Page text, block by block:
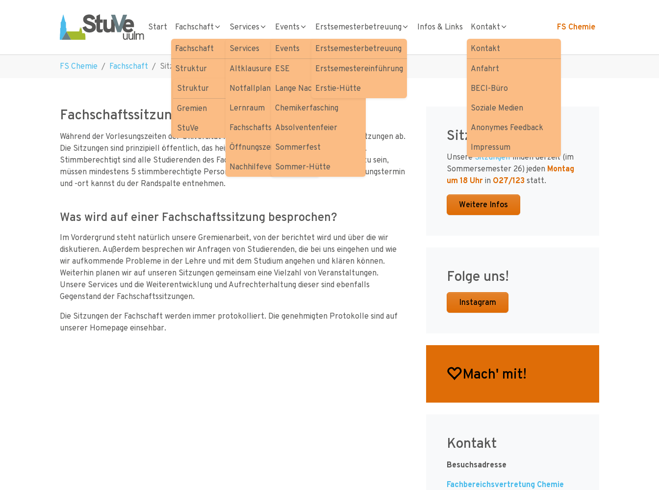
Start Fachschaft
Fachschaft
Struktur
Struktur
Gremien
StuVe
Sitzungen
Verein
Mach' mit!
Services
Services
Altklausuren
Notfallplan
Lernraum
Fachschaftsbibliothek
Öffnungszeiten
Nachhilfevermittlung
Events
Events
ESE
Lange Nacht der Chemie
Chemikerfasching
Absolventenfeier
Sommerfest
Sommer-Hütte
Erstsemesterbetreuung
Erstsemesterbetreuung
Erstsemestereinführung
Erstie-Hütte
Infos & Links Kontakt
Kontakt
Anfahrt
BECI-Büro
Soziale Medien
Anonymes Feedback
Impressum
FS Chemie
FS Chemie Fachschaft Sitzungen
Fachschaftssitzungen
Während der Vorlesungszeiten der Universität halten wir in wöchtenlichem Rythmus Sitzungen ab.
Die Sitzungen sind prinzipiell öffentlich, das heißt jede:r Interessierte kann teilnehmen.
Stimmberechtigt sind alle Studierenden des Fachbereichs Chemie. Um beschlussfähig zu sein,
müssen mindestens 5 stimmberechtigte Personen anwesend sein. Den derzeitigen Sitzungstermin
und -ort kannst du der Randspalte entnehmen.
Was wird auf einer Fachschaftssitzung besprochen?
Im Vordergrund steht natürlich unsere Gremienarbeit, von der berichtet wird und über die wir
diskutieren. Außerdem besprechen wir Anfragen von Studierenden, die bei uns eingehen und wie
wir aufkommende Probleme in der Lehre und mit dem Studium angehen und klären können.
Weiterhin planen wir auf unseren Sitzungen gemeinsam eine Vielzahl von Veranstaltungen.
Unsere Services und die Weiterentwicklung und Aufrechterhaltung dieser sind ebenfalls
Gegenstand der Fachschaftssitzungen.
Die Sitzungen der Fachschaft werden immer protokolliert. Die genehmigten Protokolle sind auf
unserer Homepage einsehbar.
Sitzungen
UnsereSitzungenfinden derzeit (im
Sommersemester 26) jeden Montag
um 18 Uhrin O27/123 statt.
Weitere Infos
Folge uns!
Instagram
Mach' mit!
Kontakt
Besuchsadresse
Fachbereichsvertretung Chemie